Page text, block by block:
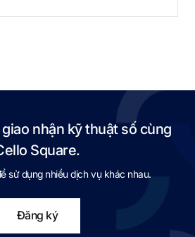
nhận kỹ thuật số cùng
Square.
sử dụng nhiều dịch vụ khác nhau.
Đăng ký